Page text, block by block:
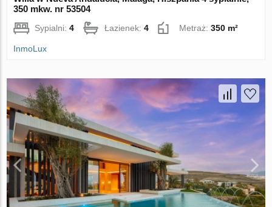
350 mkw. nr 53504
Sypialni:4 Łazienek:4 Metraż:350 m²
InmoLux